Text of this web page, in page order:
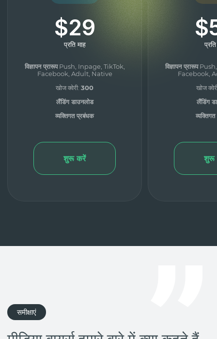
$29
प्रति माह
विज्ञापन प्रारूपPush, Inpage, TikTok,
Facebook, Adult, Native
खोज क्वेरी: 300
लैंडिंग डाउनलोड
व्यक्तिगत प्रबंधक
शुरू करें
विज्ञापन प्रारूप
Facebook,
खोज
लैंडिंग
शुरू
समीक्षाएं